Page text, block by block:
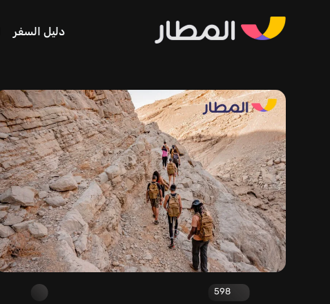
دليل السفر
598